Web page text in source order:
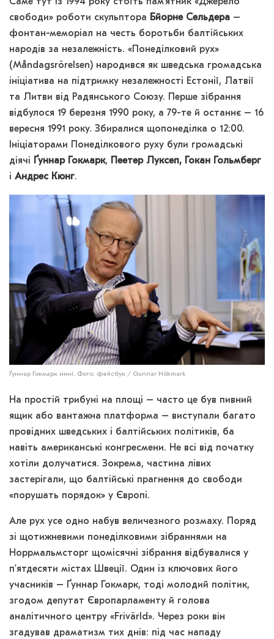
свободи» роботи скульптора Бйорне Сельдера –
фонтан-меморіал на честь боротьби балтійських
народів за незалежність. «Понеділковий рух»
(Måndagsrörelsen) народився як шведська громадська
ініціатива на підтримку незалежності Естонії, Латвії
та Литви від Радянського Союзу. Перше зібрання
відбулося 19 березня 1990 року, а 79-те й останнє – 16
вересня 1991 року. Збиралися щопонеділка о 12:00.
Ініціаторами Понеділкового руху були громадські
діячі
Ґуннар Гокмарк,
Пеетер Луксеп, Гокан Гольмберг
і Андрес Кюнг.
Ґуннар Гокмарк нині. Фото: фейсбук / Gunnar Hökmark
На простій трибуні на площі – часто це був пивний
ящик або вантажна платформа – виступали багато
провідних шведських і балтійських політиків, ба
навіть американські конгресмени. Не всі від початку
хотіли долучатися. Зокрема, частина лівих
застерігали, що балтійські прагнення до свободи
«порушать порядок» у Європі.
Але рух усе одно набув величезного розмаху. Поряд
зі щотижневими понеділковими зібраннями на
Норрмальмсторг щомісячні зібрання відбувалися у
п’ятдесяти містах Швеції. Один із ключових його
учасників – Ґуннар Гокмарк, тоді молодий політик,
згодом депутат Європарламенту й голова
аналітичного центру «Frivärld». Через роки він
згадував драматизм тих днів: під час нападу